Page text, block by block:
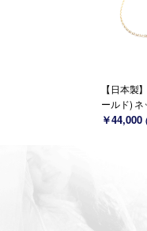
【日本製
ールド)
ン(全長
￥44,000